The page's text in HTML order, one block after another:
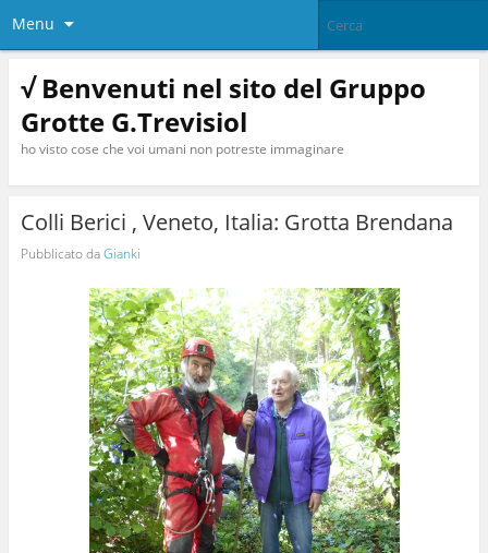
Menu
√ Benvenuti nel sito del Gruppo
Grotte G.Trevisiol
ho visto cose che voi umani non potreste immaginare
Colli Berici , Veneto, Italia: Grotta Brendana
Pubblicato daGianki